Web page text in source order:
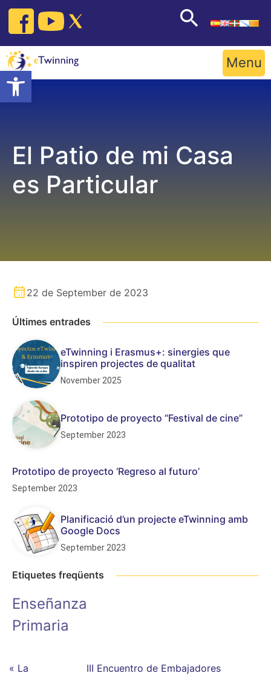
Open toolbar
Skip
content
Menu
El Patio de mi Casa
es Particular
22 de September de 2023
Últimes entrades
eTwinning i Erasmus+: sinergies que
inspiren projectes de qualitat
November 2025
Prototipo de proyecto “Festival de cine”
September 2023
Prototipo de proyecto ‘Regreso al futuro’
September 2023
Planificació d’un projecte eTwinning amb
Google Docs
September 2023
Etiquetes freqüents
Enseñanza
Primaria
« La
III Encuentro de Embajadores